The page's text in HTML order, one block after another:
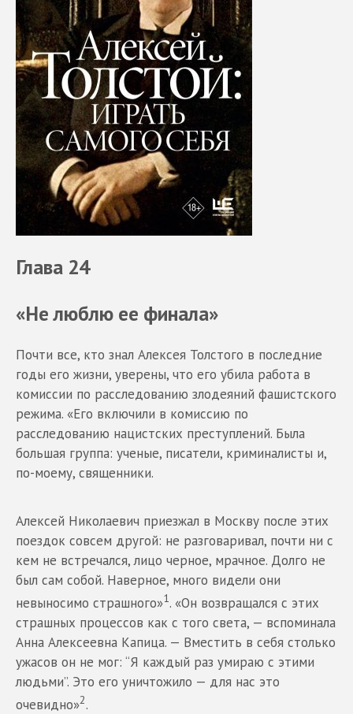
Глава 24
«Не люблю ее финала»
Почти все, кто знал Алексея Толстого в последние
годы его жизни, уверены, что его убила работа в
комиссии по расследованию злодеяний фашистского
режима. «Его включили в комиссию по
расследованию нацистских преступлений. Была
большая группа: ученые, писатели, криминалисты и,
по-моему, священники.
Алексей Николаевич приезжал в Москву после этих
поездок совсем другой: не разговаривал, почти ни с
кем не встречался, лицо черное, мрачное. Долго не
был сам собой. Наверное, много видели они
невыносимо страшного»1. «Он возвращался с этих
страшных процессов как с того света, — вспоминала
Анна Алексеевна Капица. — Вместить в себя столько
ужасов он не мог: “Я каждый раз умираю с этими
людьми”. Это его уничтожило — для нас это
очевидно»2.